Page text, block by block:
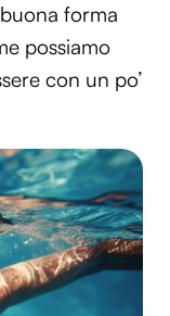
forma
possiamo
con un po’